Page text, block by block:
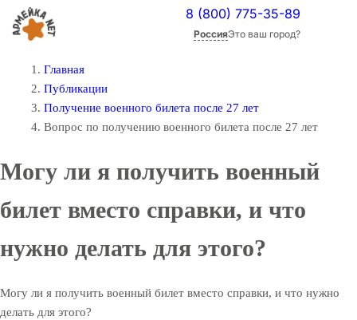
8 (800) 775-35-89
РоссияЭто ваш город?
Главная
Публикации
Получение военного билета после 27 лет
Вопрос по получению военного билета после 27 лет
Могу ли я получить военный
билет вместо справки, и что
нужно делать для этого?
Могу ли я получить военный билет вместо справки, и что нужно
делать для этого?